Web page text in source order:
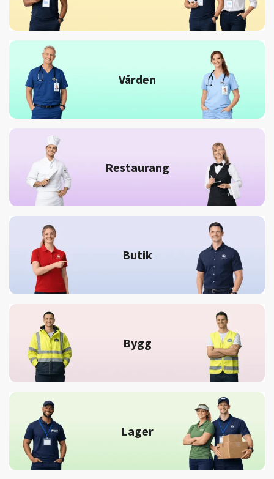
Vården
Restaurang
Butik
Bygg
Lager